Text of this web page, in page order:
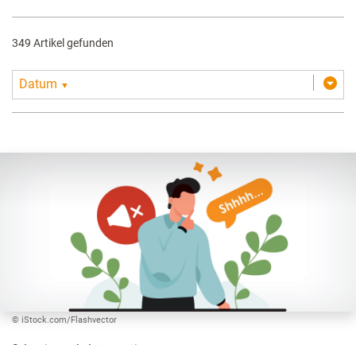
349 Artikel gefunden
Datum ▼
© iStock.com/Flashvector